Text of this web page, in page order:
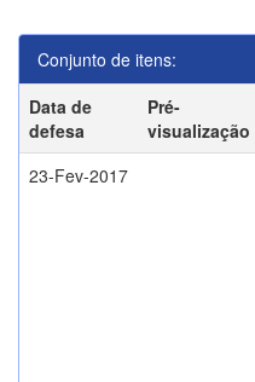
Conjunto de itens:
Data de
defesa
Pré-
visualização
23-Fev-2017